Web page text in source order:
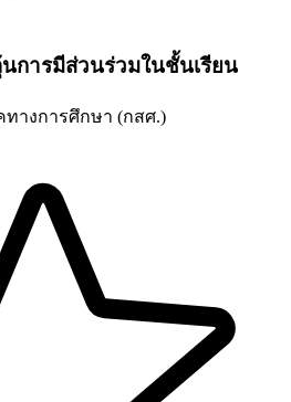
นการมีส่วนร่วมในชั้นเรียน
างการศึกษา (กสศ.)